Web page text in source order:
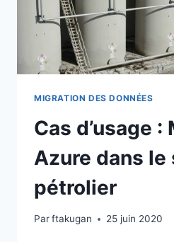
MIGRATION DES DONNÉES
Cas d’usage
Azure dans le
pétrolier
Parftakugan 25 juin 2020